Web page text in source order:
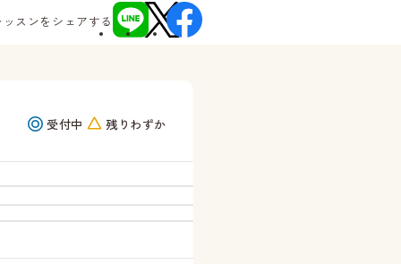
ッスンをシェアする
受付中 残りわずか